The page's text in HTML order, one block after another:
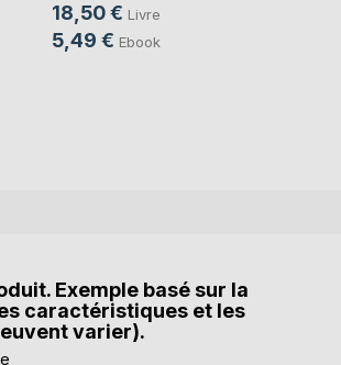
18,50 € Livre
5,49 € Ebook
Exemple basé sur la
caractéristiques et les
varier).